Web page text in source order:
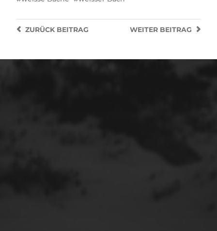
WEITER BEITRAG
ZURÜCKBEITRAG